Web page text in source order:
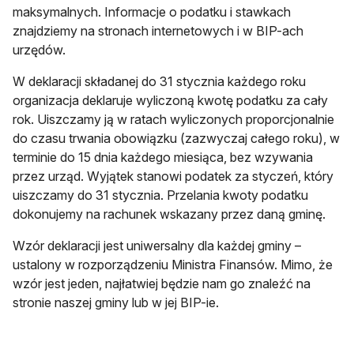
maksymalnych. Informacje o podatku i stawkach
znajdziemy na stronach internetowych i w BIP-ach
urzędów.
W deklaracji składanej do 31 stycznia każdego roku
organizacja deklaruje wyliczoną kwotę podatku za cały
rok. Uiszczamy ją w ratach wyliczonych proporcjonalnie
do czasu trwania obowiązku (zazwyczaj całego roku), w
terminie do 15 dnia każdego miesiąca, bez wzywania
przez urząd. Wyjątek stanowi podatek za styczeń, który
uiszczamy do 31 stycznia. Przelania kwoty podatku
dokonujemy na rachunek wskazany przez daną gminę.
Wzór deklaracji jest uniwersalny dla każdej gminy –
ustalony w rozporządzeniu Ministra Finansów. Mimo, że
wzór jest jeden, najłatwiej będzie nam go znaleźć na
stronie naszej gminy lub w jej BIP-ie.